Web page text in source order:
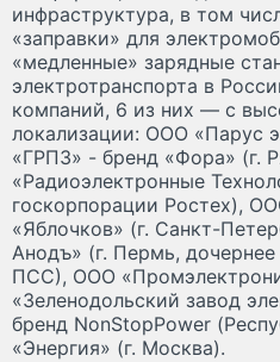
инфраструктура, в том
«заправки» для
«медленные» зарядные
электротранспорта в
компаний, 6 из них — с
локализации: ООО «Парус
«ГРПЗ» - бренд «Фора» (г.
«Радиоэлектронные
госкорпорации Ростех),
«Яблочков» (г. Санкт-
Анодъ» (г. Пермь,
ПСС), ООО
«Зеленодольский завод
бренд NonStopPower
«Энергия» (г. Москва).